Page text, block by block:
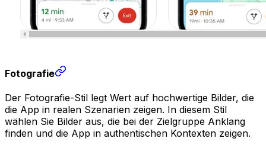
Fotografie
Der Fotografie-Stil legt Wert auf hochwertige Bilder, die
die App in realen Szenarien zeigen. In diesem Stil
wählen Sie Bilder aus, die bei der Zielgruppe Anklang
finden und die App in authentischen Kontexten zeigen.